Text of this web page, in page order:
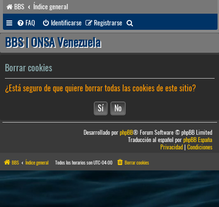
BBS
Índice general
FAQ
Identificarse Registrarse
u
a
r
BBS | ONSA Venezuela
Borrar cookies
¿Está seguro de que quiere borrar todas las cookies de este sitio?
Desarrollado porphpBB® Forum Software © phpBB Limited
Traducción al español porphpBB España
Privacidad|Condiciones
BBS Índice general Todos los horarios sonUTC-04:00 Borrar cookies